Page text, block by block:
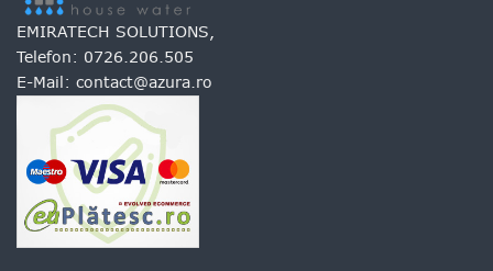
EMIRATECH SOLUTIONS,
Telefon: 0726.206.505
E-Mail: contact@azura.ro